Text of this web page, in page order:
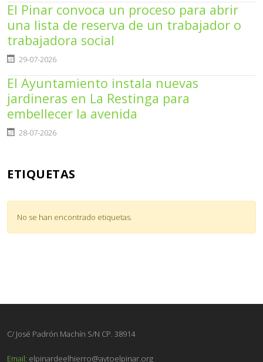
El Pinar convoca un proceso para abrir
una lista de reserva de un trabajador o
trabajadora social
Detalles
29-07-2026
El Ayuntamiento instala nuevas
jardineras en La Restinga para
embellecer la avenida
Detalles
28-07-2026
ETIQUETAS
No se han encontrado etiquetas.
C/ José Padrón Machín S/N CP. 38914
Email: elpinardeelhierro@aytoelpinar.org